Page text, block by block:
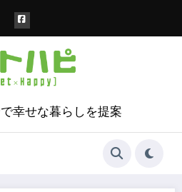
幸せな暮らしを提案